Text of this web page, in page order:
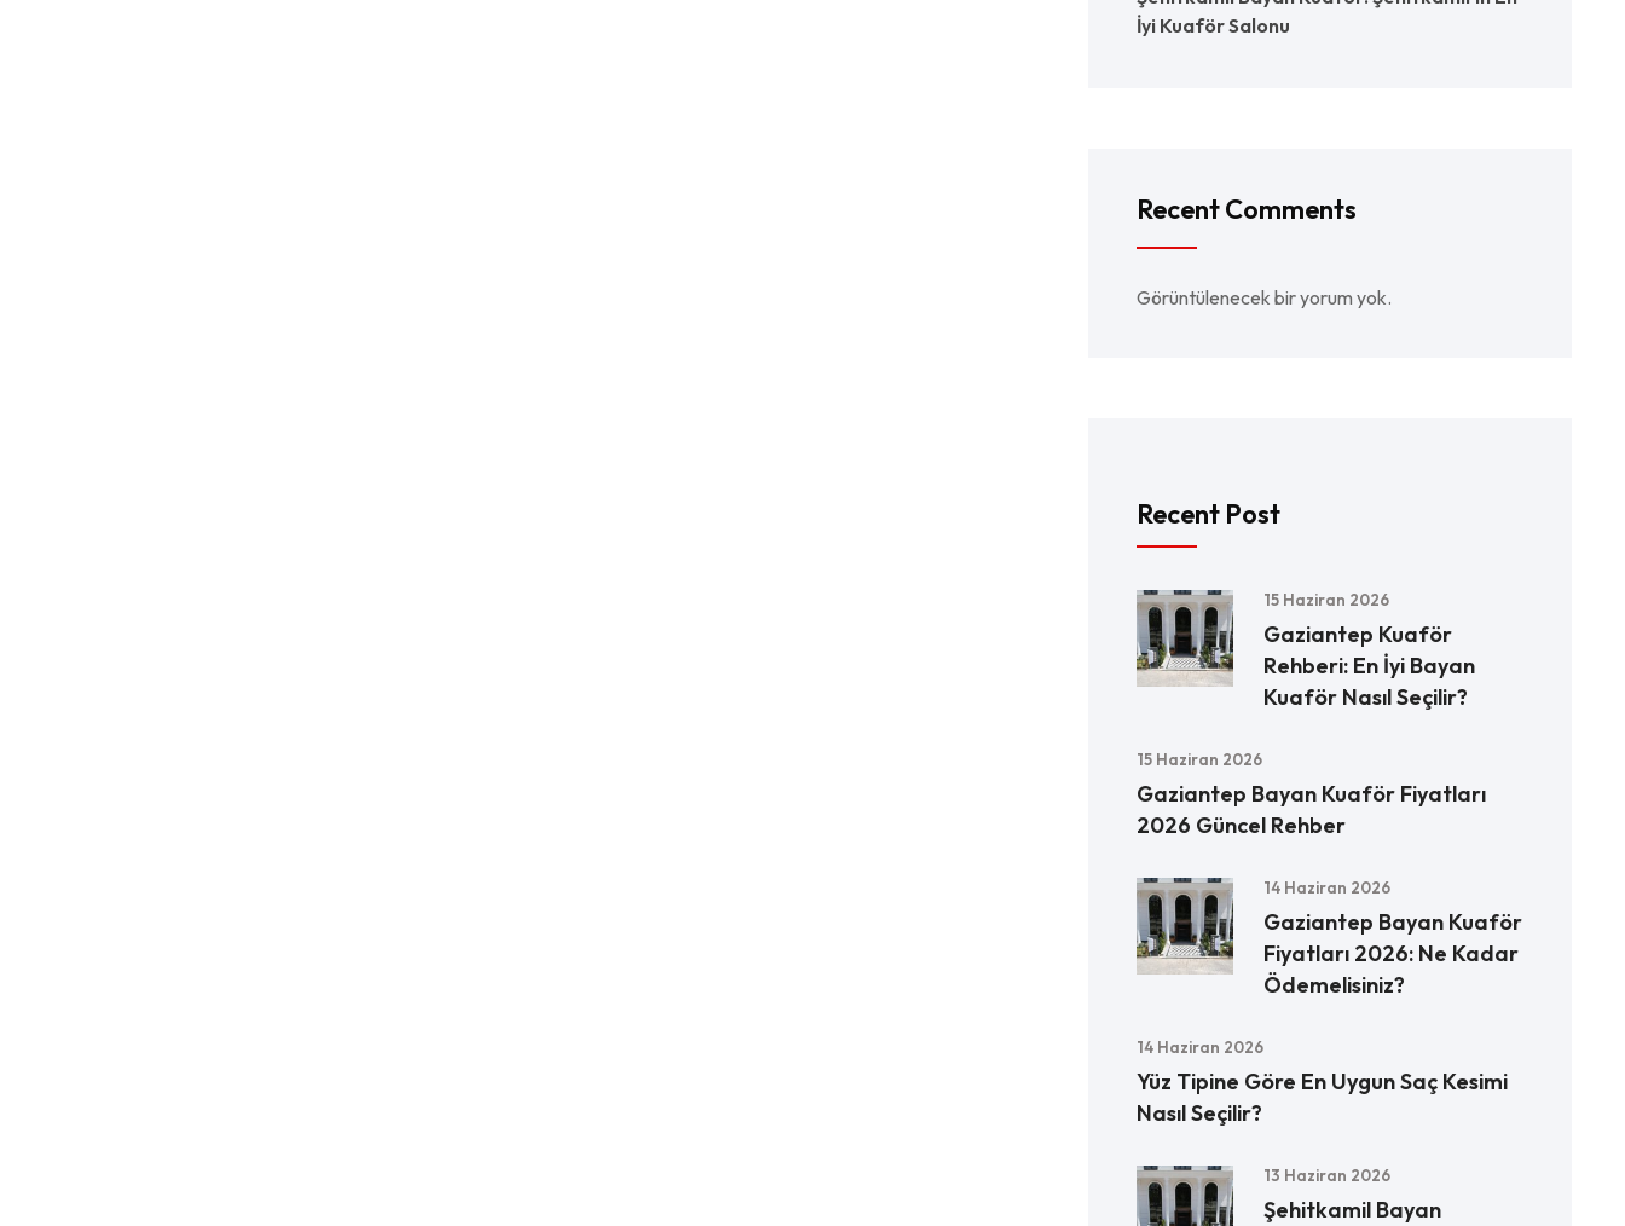
İyi Kuaför Salonu
Recent Comments
Görüntülenecek bir yorum yok.
Recent Post
15 Haziran 2026
Gaziantep Kuaför
Rehberi: En İyi Bayan
Kuaför Nasıl Seçilir?
15 Haziran 2026
Gaziantep Bayan Kuaför Fiyatları
2026 Güncel Rehber
14 Haziran 2026
Gaziantep Bayan Kuaför
Fiyatları 2026: Ne Kadar
Ödemelisiniz?
14 Haziran 2026
Yüz Tipine Göre En Uygun Saç Kesimi
Nasıl Seçilir?
13 Haziran 2026
Şehitkamil Bayan